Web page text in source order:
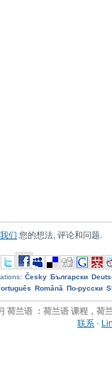
们 您的想法, 评论和问题.
Česky Български
Română По-русски
荷兰语 ：荷兰语 课程，荷
联系 -